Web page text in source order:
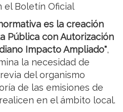
el Boletín Oficial
es la creación
Pública con Autorización
Impacto Ampliado",
la necesidad de
del organismo
de las emisiones de
en el ámbito local.